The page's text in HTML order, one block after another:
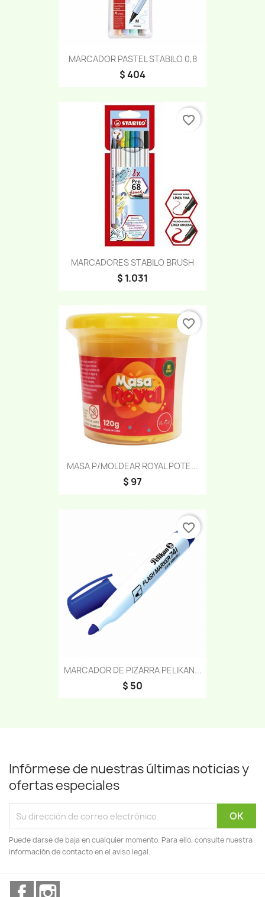
MARCADOR PASTEL STABILO 0,8
$ 404
MARCADORES STABILO BRUSH
$ 1.031
favorite_border
MASA P/MOLDEAR ROYAL POTE...
$ 97
favorite_border
MARCADOR DE PIZARRA PELIKAN...
$ 50
favorite_border
Infórmese de nuestras últimas noticias y
ofertas especiales
Puede darse de baja en cualquier momento. Para ello, consulte nuestra
información de contacto en el aviso legal.
Facebook